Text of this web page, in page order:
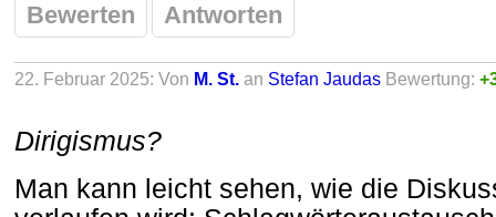
Bewerten Antworten
22. Februar 2025: Von M. St. an Stefan Jaudas Bewertung:
Dirigismus?
Man kann leicht sehen, wie die